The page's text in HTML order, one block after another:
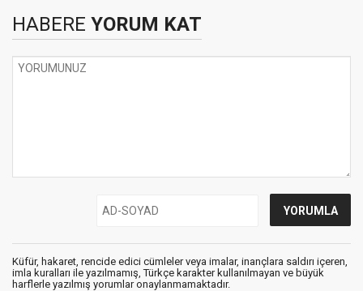
HABERE YORUM KAT
Küfür, hakaret, rencide edici cümleler veya imalar, inançlara saldırı içeren,
imla kuralları ile yazılmamış, Türkçe karakter kullanılmayan ve büyük
harflerle yazılmış yorumlar onaylanmamaktadır.